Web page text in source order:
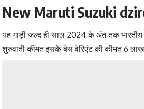
New Maruti Suzuki
यह गाड़ी जल्द ही साल 2024 के अंत तक भारतीय
शुरुवाती कीमत इसके बेस वेरिएंट की कीमत 6